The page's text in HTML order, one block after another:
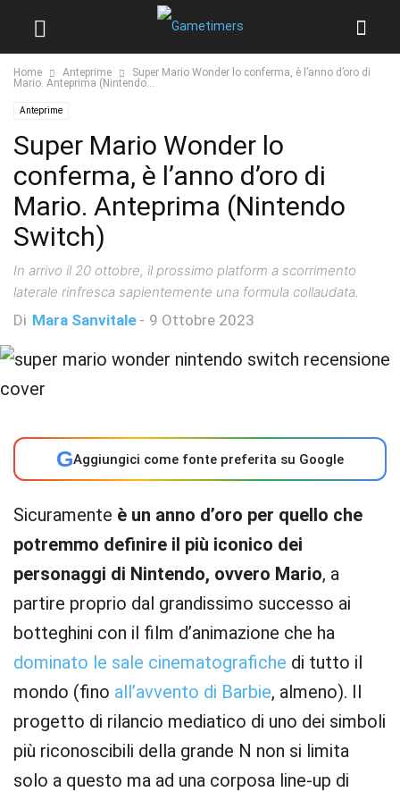
Home Anteprime
Super Mario Wonder lo conferma, è l’anno d’oro di
Mario. Anteprima (Nintendo...
Anteprime
Super Mario Wonder lo
conferma, è l’anno d’oro di
Mario. Anteprima (Nintendo
Switch)
In arrivo il 20 ottobre, il prossimo platform a scorrimento
laterale rinfresca sapientemente una formula collaudata.
Di Mara Sanvitale - 9 Ottobre 2023
GAggiungici come fonte preferita su Google
Sicuramente è un anno d’oro per quello che
potremmo definire il più iconico dei
personaggi di Nintendo, ovvero Mario, a
partire proprio dal grandissimo successo ai
botteghini con il film d’animazione che ha
dominato le sale cinematografiche di tutto il
mondo (fino all’avvento di Barbie, almeno). Il
progetto di rilancio mediatico di uno dei simboli
più riconoscibili della grande N non si limita
solo a questo ma ad una corposa line-up di